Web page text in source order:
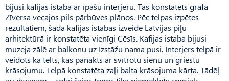
bijusi kafijas istaba ar īpašu interjeru. Tas konstatēts grāfa
Zīversa vecajos pils pārbūves plānos. Pēc telpas izpētes
rezultātiem, šāda kafijas istabas izveide Latvijas piļu
arhitektūrā ir konstatēta vienīgi Cēsīs. Kafijas istaba bijusi
muzeja zālē ar balkonu uz Izstāžu nama pusi. Interjers telpā ir
veidots kā telts, kas panākts ar svītrotu sienu un griestu
krāsojumu. Telpā konstatēta zaļi balta krāsojuma kārta. Tādēļ